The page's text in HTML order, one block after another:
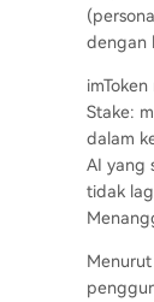
dengan
Stake:
dalam
AI yang
tidak